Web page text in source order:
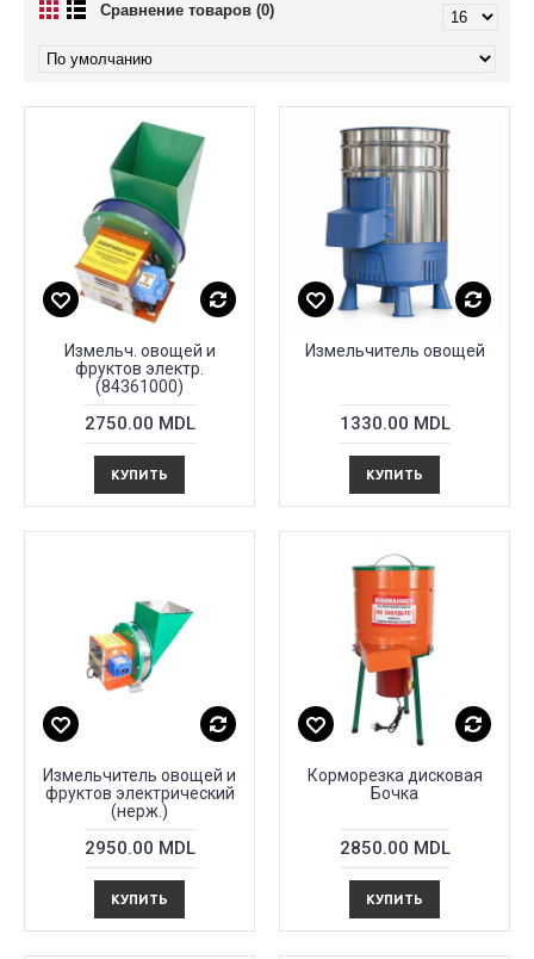
Сравнение товаров (0)
Измельч. овощей и
фруктов электр.
(84361000)
2750.00 MDL
КУПИТЬ
Измельчитель овощей
1330.00 MDL
КУПИТЬ
Измельчитель овощей и
фруктов электрический
(нерж.)
2950.00 MDL
КУПИТЬ
Корморезка дисковая
Бочка
2850.00 MDL
КУПИТЬ